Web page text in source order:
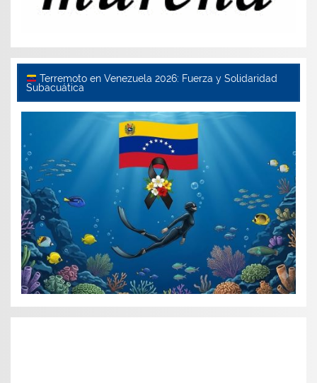
Terremoto en Venezuela 2026: Fuerza y Solidaridad
Subacuática